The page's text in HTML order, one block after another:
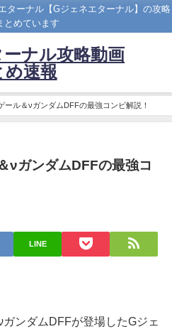
ターナル【Gジェネエターナル】の攻略
とめています
ナル攻略動画
め速報
ール＆νガンダムDFFの最強コンビ解説！
νガンダムDFFの最強コ
LINE
ンダムDFFが登場したGジェ